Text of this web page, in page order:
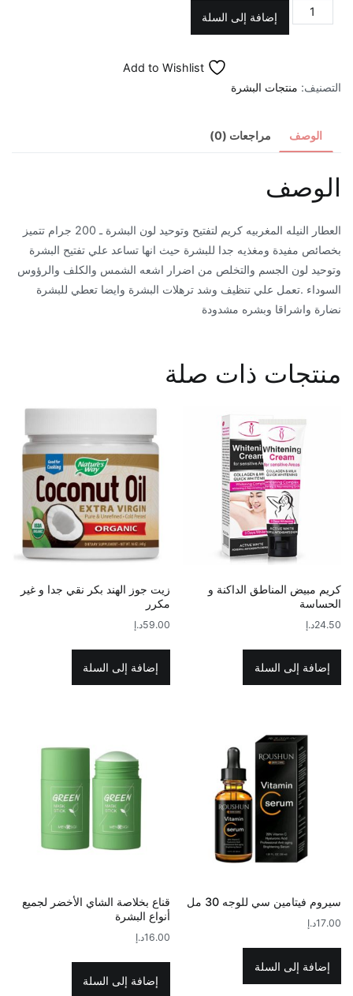
كمية
كريم
لتفتيح
البشرة
200
مل
إضافة إلى السلة
Add to Wishlist
التصنيف: منتجات البشرة
الوصف مراجعات (0)
الوصف
العطار النيله المغربيه كريم لتفتيح وتوحيد لون البشرة ـ 200 جرام تتميز
بخصائص مفيدة ومغذيه جدا للبشرة حيث انها تساعد علي تفتيح البشرة
وتوحيد لون الجسم والتخلص من اضرار اشعه الشمس والكلف والرؤوس
السوداء .تعمل علي تنظيف وشد ترهلات البشرة وايضا تعطي للبشرة
نضارة واشراقا وبشره مشدودة
منتجات ذات صلة
كريم مبيض المناطق الداكنة و
الحساسة
24.50د.إ
إضافة إلى السلة
زيت جوز الهند بكر نقي جدا و غير
مكرر
59.00د.إ
إضافة إلى السلة
سيروم فيتامين سي للوجه 30 مل
17.00د.إ
إضافة إلى السلة
قناع بخلاصة الشاي الأخضر لجميع
أنواع البشرة
16.00د.إ
إضافة إلى السلة